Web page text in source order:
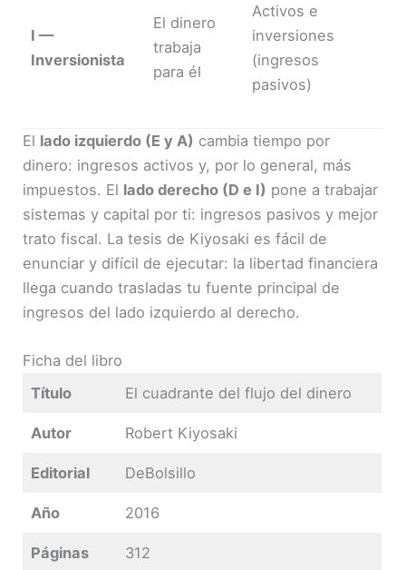
I —
Inversionista
El dinero
trabaja
para él
Activos e
inversiones
(ingresos
pasivos)
El lado izquierdo (E y A) cambia tiempo por
dinero: ingresos activos y, por lo general, más
impuestos. El lado derecho (D e I) pone a trabajar
sistemas y capital por ti: ingresos pasivos y mejor
trato fiscal. La tesis de Kiyosaki es fácil de
enunciar y difícil de ejecutar: la libertad financiera
llega cuando trasladas tu fuente principal de
ingresos del lado izquierdo al derecho.
Ficha del libro
Título
El cuadrante del flujo del dinero
Autor Robert Kiyosaki
Editorial DeBolsillo
Año 2016
Páginas 312